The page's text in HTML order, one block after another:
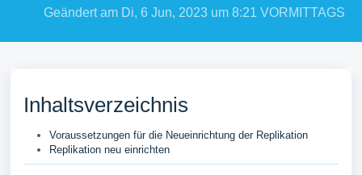
Geändert am Di, 6 Jun, 2023 um 8:21 VORMITTAGS
Inhaltsverzeichnis
Voraussetzungen für die Neueinrichtung der Replikation
Replikation neu einrichten